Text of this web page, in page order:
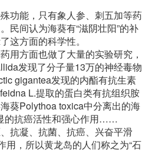
功能，只有象人参、刺五加等药
民间认为海葵有“滋阴壮阳”的补
这方面的科学性。
用方面也做了大量的实验研究，
发现了分子量13万的神经毒物
gigantea发现的内酯有抗生素
L.提取的蛋白类有抗组织胺
葵Polythoa toxica中分离出的海
的抗癌活性和强心作用……
抗凝、抗菌、抗癌、兴奋平滑
用，所以黄龙岛的人们称之为“石